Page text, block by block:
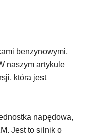
benzynowymi,
naszym artykule
która jest
napędowa,
Jest to silnik o